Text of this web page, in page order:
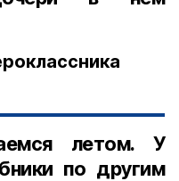
летом. У
по другим